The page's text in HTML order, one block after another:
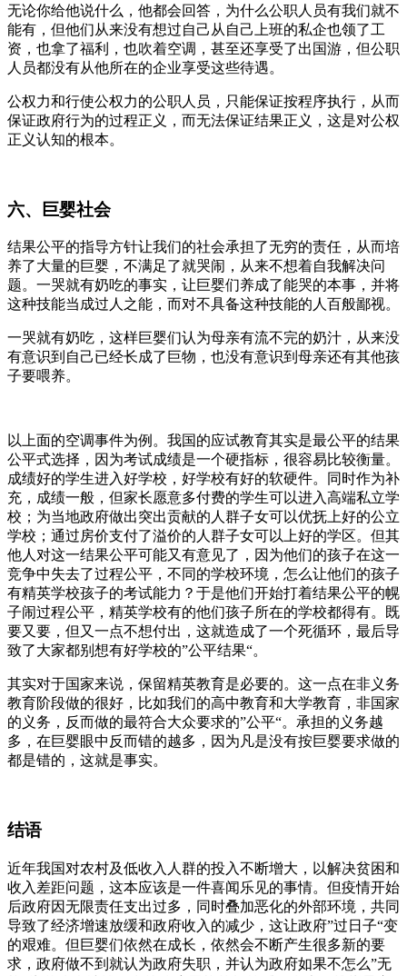
无论你给他说什么，他都会回答，为什么公职人员有我们就不
能有，但他们从来没有想过自己从自己上班的私企也领了工
资，也拿了福利，也吹着空调，甚至还享受了出国游，但公职
人员都没有从他所在的企业享受这些待遇。
公权力和行使公权力的公职人员，只能保证按程序执行，从而
保证政府行为的过程正义，而无法保证结果正义，这是对公权
正义认知的根本。
六、巨婴社会
结果公平的指导方针让我们的社会承担了无穷的责任，从而培
养了大量的巨婴，不满足了就哭闹，从来不想着自我解决问
题。一哭就有奶吃的事实，让巨婴们养成了能哭的本事，并将
这种技能当成过人之能，而对不具备这种技能的人百般鄙视。
一哭就有奶吃，这样巨婴们认为母亲有流不完的奶汁，从来没
有意识到自己已经长成了巨物，也没有意识到母亲还有其他孩
子要喂养。
以上面的空调事件为例。我国的应试教育其实是最公平的结果
公平式选择，因为考试成绩是一个硬指标，很容易比较衡量。
成绩好的学生进入好学校，好学校有好的软硬件。同时作为补
充，成绩一般，但家长愿意多付费的学生可以进入高端私立学
校；为当地政府做出突出贡献的人群子女可以优抚上好的公立
学校；通过房价支付了溢价的人群子女可以上好的学区。但其
他人对这一结果公平可能又有意见了，因为他们的孩子在这一
竞争中失去了过程公平，不同的学校环境，怎么让他们的孩子
有精英学校孩子的考试能力？于是他们开始打着结果公平的幌
子闹过程公平，精英学校有的他们孩子所在的学校都得有。既
要又要，但又一点不想付出，这就造成了一个死循环，最后导
致了大家都别想有好学校的”公平结果“。
其实对于国家来说，保留精英教育是必要的。这一点在非义务
教育阶段做的很好，比如我们的高中教育和大学教育，非国家
的义务，反而做的最符合大众要求的”公平“。承担的义务越
多，在巨婴眼中反而错的越多，因为凡是没有按巨婴要求做的
都是错的，这就是事实。
结语
近年我国对农村及低收入人群的投入不断增大，以解决贫困和
收入差距问题，这本应该是一件喜闻乐见的事情。但疫情开始
后政府因无限责任支出过多，同时叠加恶化的外部环境，共同
导致了经济增速放缓和政府收入的减少，这让政府”过日子“变
的艰难。但巨婴们依然在成长，依然会不断产生很多新的要
求，政府做不到就认为政府失职，并认为政府如果不怎么”无